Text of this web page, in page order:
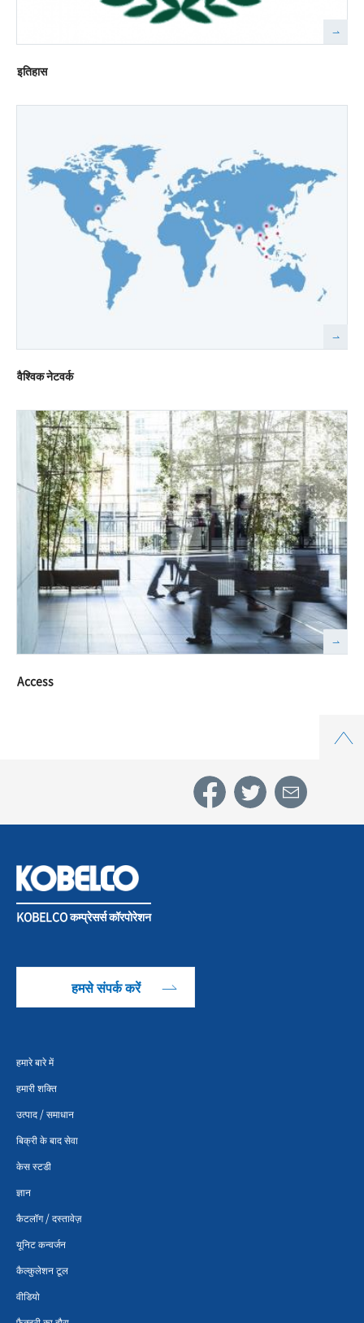
इतिहास
वैश्विक नेटवर्क
Access
KOBELCO कम्प्रेसर्स कॉरपोरेशन
हमसे संपर्क करें
हमारे बारे में
हमारी शक्ति
उत्पाद / समाधान
बिक्री के बाद सेवा
केस स्टडी
ज्ञान
कैटलॉग / दस्तावेज़
यूनिट कन्वर्जन
कैल्कुलेशन टूल
वीडियो